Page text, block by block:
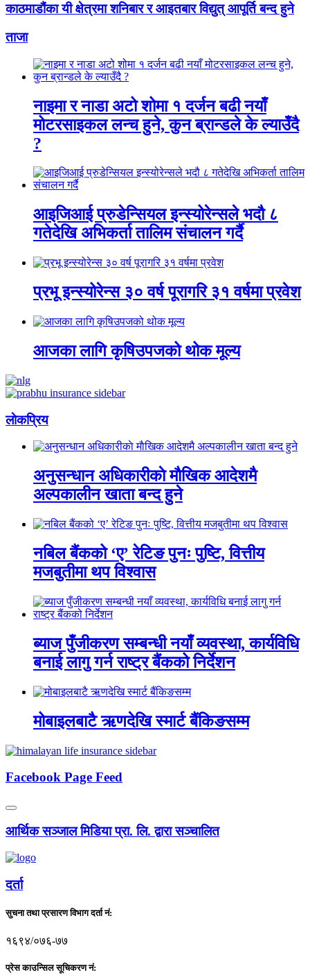
काठमाडौंका यी क्षेत्रमा शनिबार र आइतबार विद्युत् आपूर्ति बन्द हुने
ताजा
नाइमा र नाडा अटो शोमा १ दर्जन बढी नयाँ
मोटरसाइकल लन्च हुने, कुन ब्रान्डले के ल्याउँदै
?
आइजिआई प्रुडेन्सियल इन्स्योरेन्सले भदौ ८
गतेदेखि अभिकर्ता तालिम संचालन गर्दै
प्रभू इन्स्योरेन्स ३० वर्ष पूरागरि ३१ वर्षमा प्रवेश
आजका लागि कृषिउपजको थोक मूल्य
लाेकप्रिय
अनुसन्धान अधिकारीकाे माैखिक आदेशमै
अल्पकालीन खाता बन्द हुने
नबिल बैंकको ‘ए’ रेटिङ पुनः पुष्टि, वित्तीय
मजबुतीमा थप विश्वास
ब्याज पुँजीकरण सम्बन्धी नयाँ व्यवस्था, कार्यविधि
बनाई लागु गर्न राष्ट्र बैंकको निर्देशन
मोबाइलबाटै ऋणदेखि स्मार्ट बैंकिङसम्म
Facebook Page Feed
आर्थिक सञ्जाल मिडिया प्रा. लि. द्वारा सञ्चालित
दर्ता
सुचना तथा प्रसारण विभाग दर्ता नं:
१६९४/०७६-७७
प्रेस काउन्सिल सूचिकरण नं: